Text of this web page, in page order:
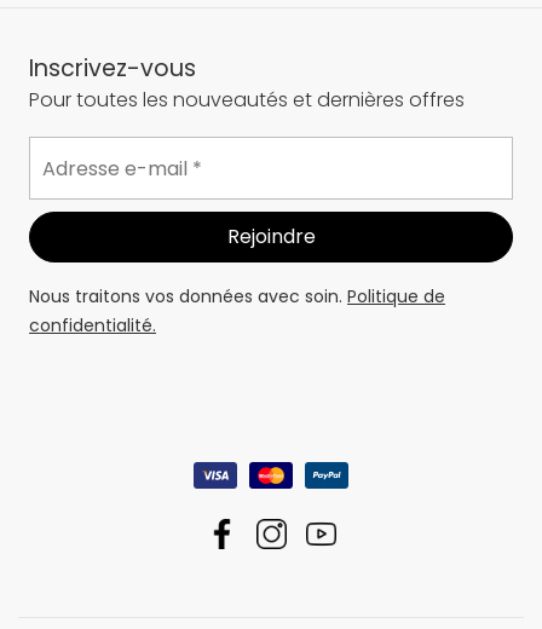
Inscrivez-vous
Pour toutes les nouveautés et dernières offres
Nous traitons vos données avec soin. Politique de
confidentialité.